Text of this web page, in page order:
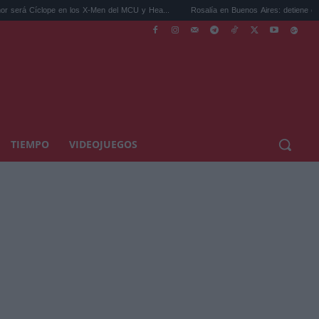
los X-Men del MCU y Hea... Rosalía en Buenos Aires: detiene el tráfico y se s...
TIEMPO VIDEOJUEGOS